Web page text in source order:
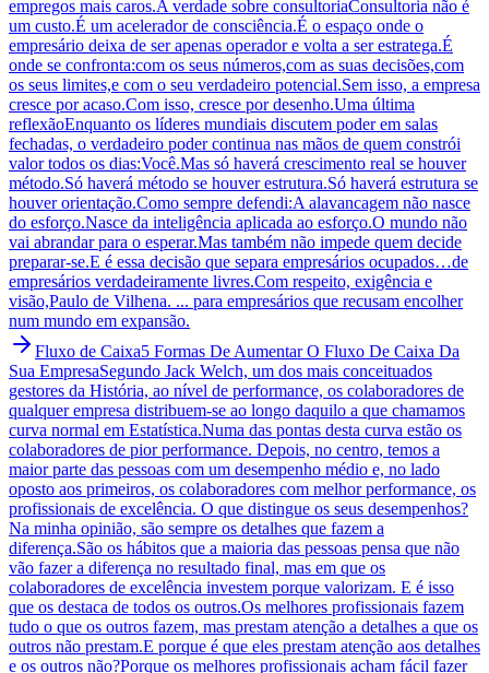
empregos mais caros.A verdade sobre consultoriaConsultoria não é
um custo.É um acelerador de consciência.É o espaço onde o
empresário deixa de ser apenas operador e volta a ser estratega.É
onde se confronta:com os seus números,com as suas decisões,com
os seus limites,e com o seu verdadeiro potencial.Sem isso, a empresa
cresce por acaso.Com isso, cresce por desenho.Uma última
reflexãoEnquanto os líderes mundiais discutem poder em salas
fechadas, o verdadeiro poder continua nas mãos de quem constrói
valor todos os dias:Você.Mas só haverá crescimento real se houver
método.Só haverá método se houver estrutura.Só haverá estrutura se
houver orientação.Como sempre defendi:A alavancagem não nasce
do esforço.Nasce da inteligência aplicada ao esforço.O mundo não
vai abrandar para o esperar.Mas também não impede quem decide
preparar-se.E é essa decisão que separa empresários ocupados…de
empresários verdadeiramente livres.Com respeito, exigência e
visão,Paulo de Vilhena. ... para empresários que recusam encolher
num mundo em expansão.
Fluxo de Caixa5 Formas De Aumentar O Fluxo De Caixa Da
Sua EmpresaSegundo Jack Welch, um dos mais conceituados
gestores da História, ao nível de performance, os colaboradores de
qualquer empresa distribuem-se ao longo daquilo a que chamamos
curva normal em Estatística.Numa das pontas desta curva estão os
colaboradores de pior performance. Depois, no centro, temos a
maior parte das pessoas com um desempenho médio e, no lado
oposto aos primeiros, os colaboradores com melhor performance, os
profissionais de excelência. O que distingue os seus desempenhos?
Na minha opinião, são sempre os detalhes que fazem a
diferença.São os hábitos que a maioria das pessoas pensa que não
vão fazer a diferença no resultado final, mas em que os
colaboradores de excelência investem porque valorizam. E é isso
que os destaca de todos os outros.Os melhores profissionais fazem
tudo o que os outros fazem, mas prestam atenção a detalhes a que os
outros não prestam.E porque é que eles prestam atenção aos detalhes
e os outros não?Porque os melhores profissionais acham fácil fazer